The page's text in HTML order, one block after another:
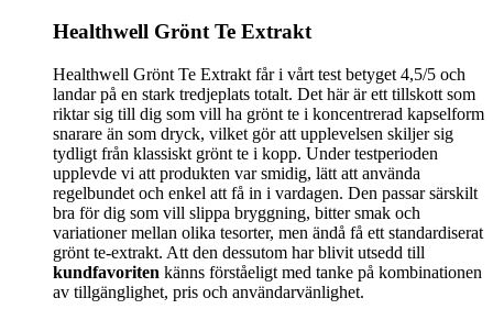
Healthwell Grönt Te Extrakt
Healthwell Grönt Te Extrakt får i vårt test betyget 4,5/5 och
landar på en stark tredjeplats totalt. Det här är ett tillskott som
riktar sig till dig som vill ha grönt te i koncentrerad kapselform
snarare än som dryck, vilket gör att upplevelsen skiljer sig
tydligt från klassiskt grönt te i kopp. Under testperioden
upplevde vi att produkten var smidig, lätt att använda
regelbundet och enkel att få in i vardagen. Den passar särskilt
bra för dig som vill slippa bryggning, bitter smak och
variationer mellan olika tesorter, men ändå få ett standardiserat
grönt te-extrakt. Att den dessutom har blivit utsedd till
kundfavoriten känns förståeligt med tanke på kombinationen
av tillgänglighet, pris och användarvänlighet.